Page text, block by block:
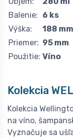
Balenie: 6 ks
Výška:
188 mm
Priemer: 95 mm
Použitie: Víno
Kolekcia
Kolekcia
na víno,
Vyznačuje sa